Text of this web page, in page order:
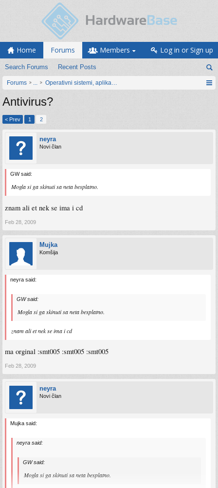
Home Forums
Search Forums Recent Posts
Members Log in or Sign up
Forums ... Operativni sistemi, aplikacije i programiranje
Antivirus?
< Prev 1 2
neyra
Novi član
GW said:
Mogla si ga skinuti sa neta besplatno.
znam ali et nek se ima i cd
Feb 28, 2009
Mujka
Komšija
neyra said:
GW said:
Mogla si ga skinuti sa neta besplatno.
znam ali et nek se ima i cd
ma orginal :smt005 :smt005 :smt005
Feb 28, 2009
neyra
Novi član
Mujka said:
neyra said:
GW said:
Mogla si ga skinuti sa neta besplatno.